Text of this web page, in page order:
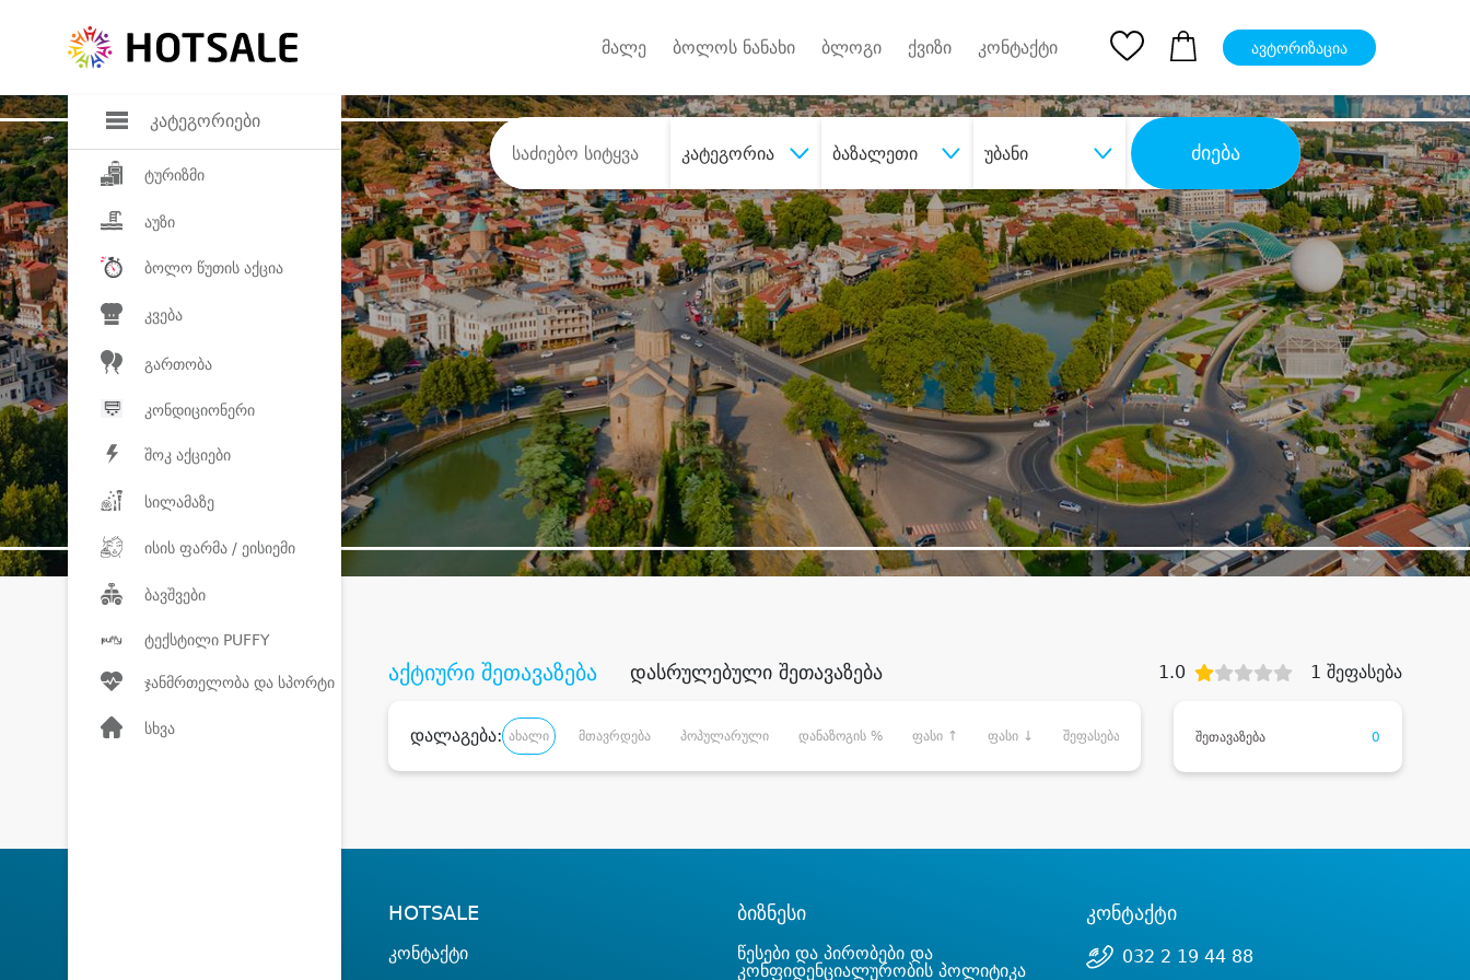
კატეგორიები
ტურიზმი
აუზი
ბოლო წუთის აქცია
კვება
გართობა
კონდიციონერი
შოკ აქციები
სილამაზე
ისის ფარმა / ეისიემი
ბავშვები
ტექსტილი PUFFY
ჯანმრთელობა და სპორტი
სხვა
მალე ბოლოს ნანახი ბლოგი ქვიზი კონტაქტი ავტორიზაცია
კატეგორია ბაზალეთი უბანი ძიება
შეიძინესასურველი მომსახურებადიდი დანაზოგით
აქტიური შეთავაზება დასრულებული შეთავაზება 1.0 1 შეფასება
დალაგება: ახალი მთავრდება პოპულარული დანაზოგის % ფასი ↑ ფასი ↓ შეფასება შეთავაზება 0
HOTSALE
კონტაქტი
ბიზნესი
წესები და პირობები და
კონფიდენციალურობის პოლიტიკა
კონტაქტი
032 2 19 44 88